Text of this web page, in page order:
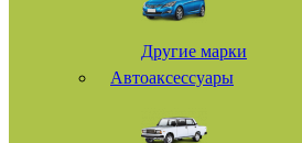
Другие марки
Автоаксессуары